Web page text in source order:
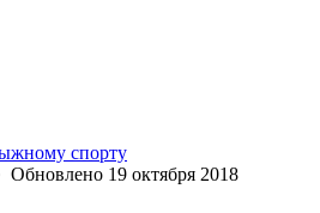
спорту
Обновлено 19 октября 2018